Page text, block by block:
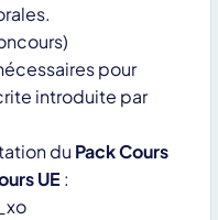
pour
introduite par
du Pack Cours
UE :